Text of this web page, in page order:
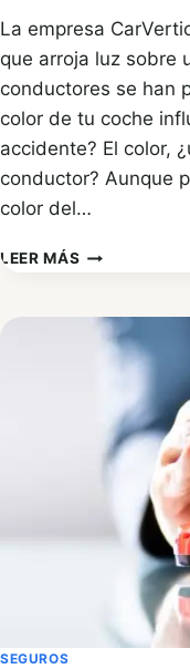
La empresa
que arroja luz sobre
conductores se han
color de tu coche
accidente? El color,
conductor? Aunque
color del…
LEER MÁS ¿INFLUYE
DE
COCHE
SEGUROS